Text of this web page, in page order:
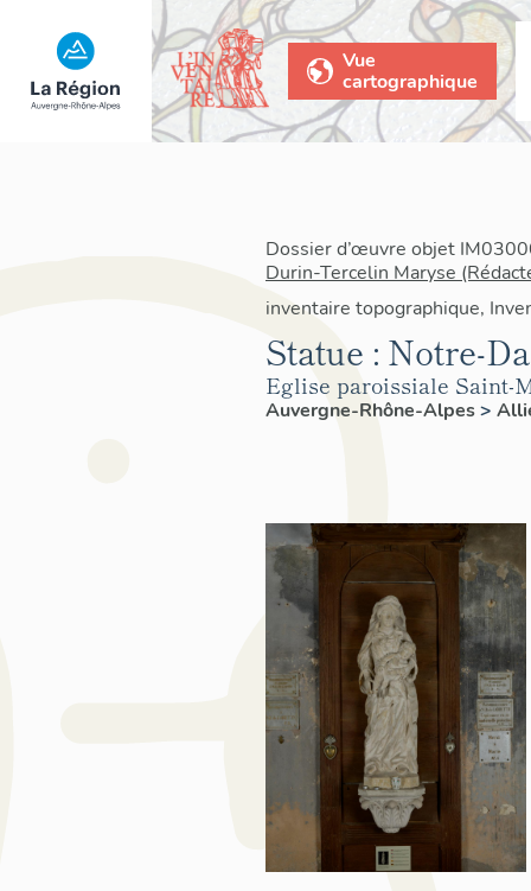
Vue
cartographique
Dossier d’œuvre objet
Durin-Tercelin Maryse
inventaire topographique,
Statue : Notre-
Eglise paroissiale Saint-
Auvergne-Rhône-Alpes>